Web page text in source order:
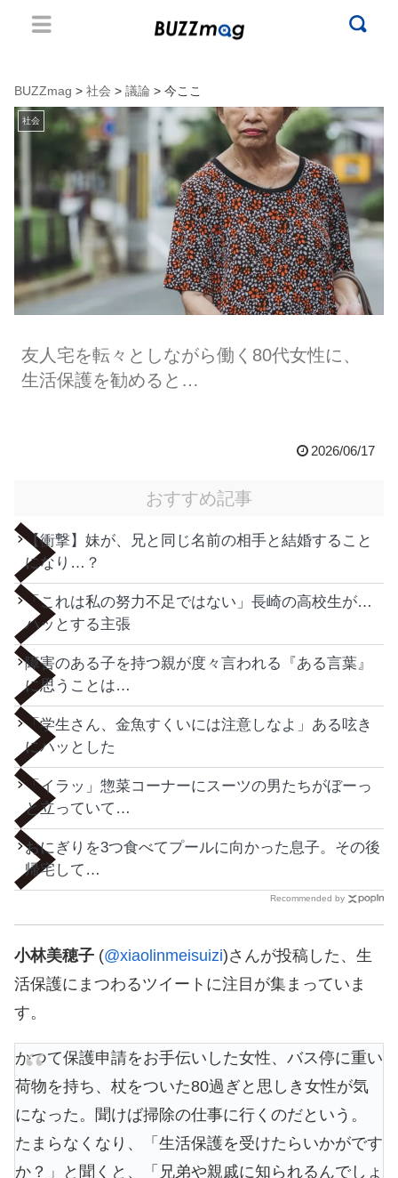
BUZZmag > 社会 > 議論 > 今ここ
社会
友人宅を転々としながら働く80代女性に、
生活保護を勧めると…
2026/06/17
おすすめ記事
【衝撃】妹が、兄と同じ名前の相手と結婚すること
になり…？
「これは私の努力不足ではない」長崎の高校生が…
ハッとする主張
障害のある子を持つ親が度々言われる『ある言葉』
に思うことは…
「学生さん、金魚すくいには注意しなよ」ある呟き
にハッとした
「イラッ」惣菜コーナーにスーツの男たちがぼーっ
と立っていて…
おにぎりを3つ食べてプールに向かった息子。その後
帰宅して…
Recommended by
小林美穂子 (@xiaolinmeisuizi)さんが投稿した、生
活保護にまつわるツイートに注目が集まっていま
す。
かつて保護申請をお手伝いした女性、バス停に重い
荷物を持ち、杖をついた80過ぎと思しき女性が気
になった。聞けば掃除の仕事に行くのだという。
たまらなくなり、「生活保護を受けたらいかがです
か？」と聞くと、「兄弟や親戚に知られるんでしょ